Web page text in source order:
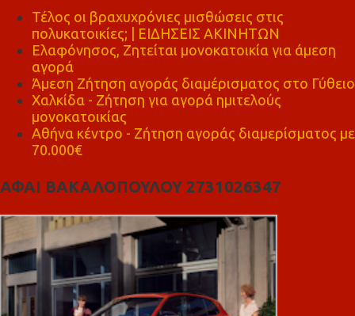
Τέλος οι βραχυχρόνιες μισθώσεις στις
πολυκατοικίες; | ΕΙΔΗΣΕΙΣ ΑΚΙΝΗΤΩΝ
Ελαφόνησος, Ζητείται μονοκατοικία για άμεση
αγορά
Άμεση Ζήτηση αγοράς διαμέρισματος στο Γύθειο
Χαλκίδα - Ζήτηση για αγορά ημιτελούς
μονοκατοικίας
Αθήνα κέντρο - Ζήτηση αγοράς διαμερίσματος με
70.000€
ΑΦΑΙ ΒΑΚΑΛΟΠΟΥΛΟΥ 2731026347